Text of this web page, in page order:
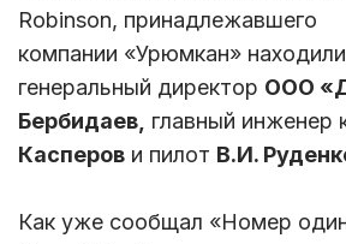
Robinson, принадлежавшего
компании «Урюмкан»
генеральный директор ООО
Бербидаев, главный инженер
Касперов и пилот В.И.
Как уже сообщал «Номер